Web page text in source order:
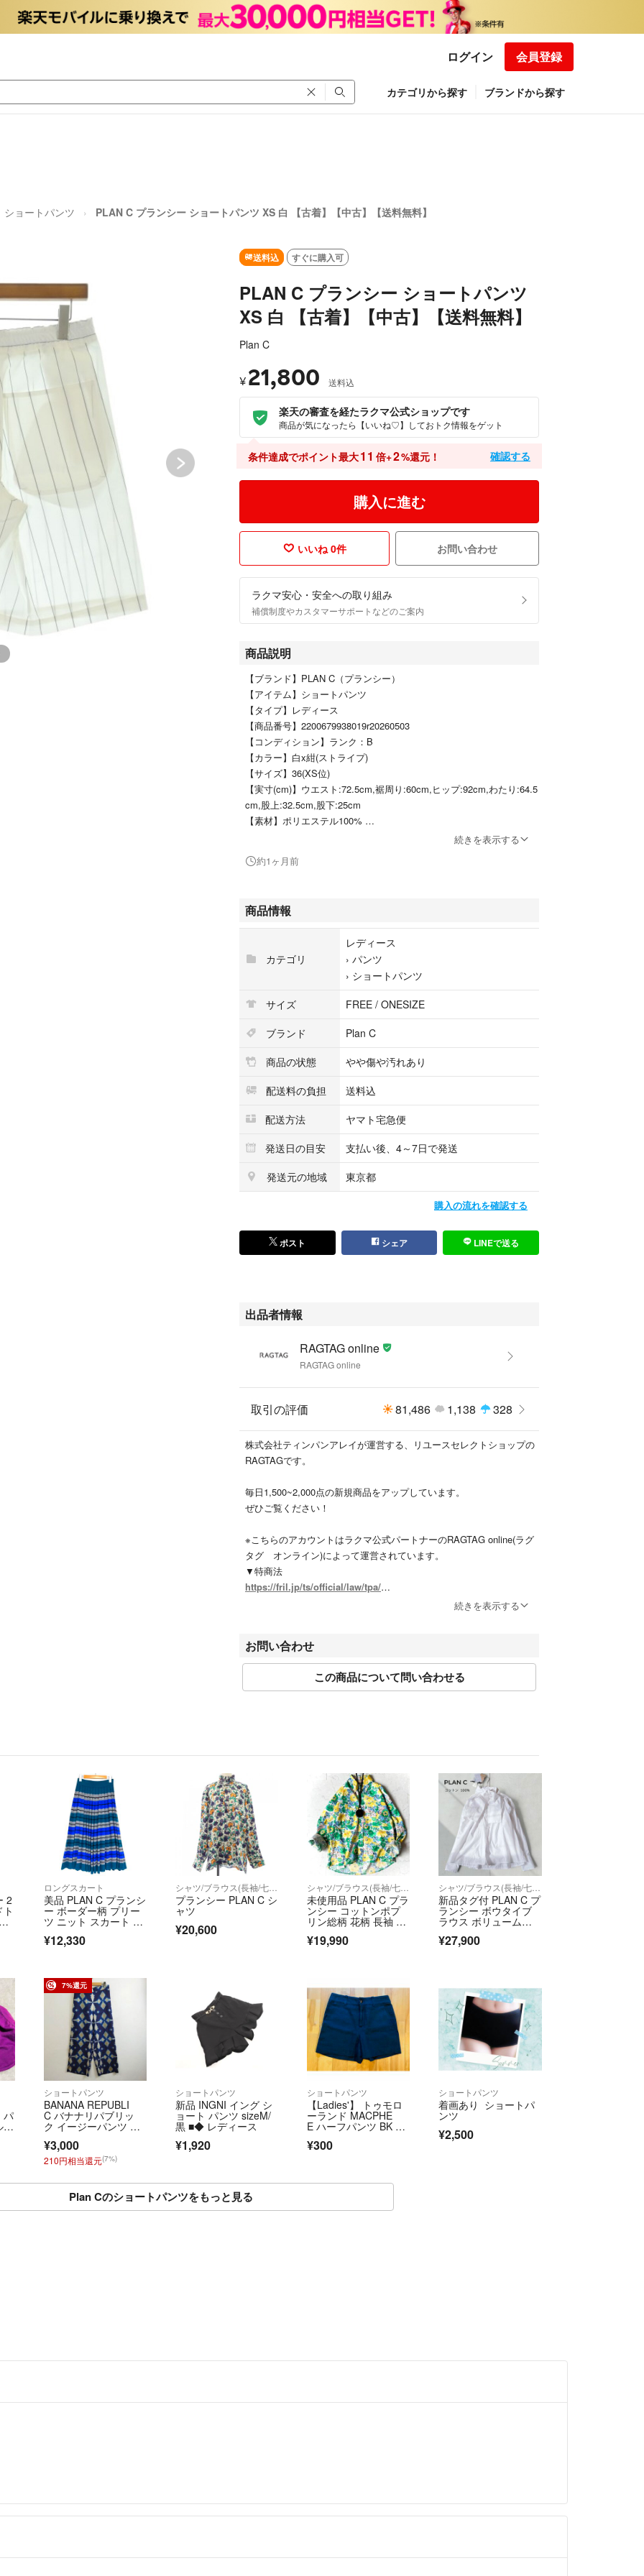
ログイン 会員登録
カテゴリから探す ブランドから探す
ショートパンツ PLAN C プランシー ショートパンツ XS 白 【古着】【中古】【送料無料】
送料込 すぐに購入可
PLAN C プランシー ショートパンツ
XS 白 【古着】【中古】【送料無料】
Plan C
¥ 21,800 送料込
楽天の審査を経たラクマ公式ショップです
商品が気になったら【いいね♡】しておトク情報をゲット
条件達成でポイント最大11 倍+2%還元！ 確認する
購入に進む
いいね 0件 お問い合わせ
ラクマ安心・安全への取り組み
補償制度やカスタマーサポートなどのご案内
商品説明
【ブランド】PLAN C（プランシー）
【アイテム】ショートパンツ
【タイプ】レディース
【商品番号】2200679938019r20260503
【コンディション】ランク：B
【カラー】白x紺(ストライプ)
【サイズ】36(XS位)
【実寸(cm)】ウエスト:72.5cm,裾周り:60cm,ヒップ:92cm,わたり:64.5
cm,股上:32.5cm,股下:25cm
【素材】ポリエステル100%
【その他詳細】
透け感：なし
生地の厚さ：普通
伸縮性：なし
柄：柄物
※商品は複数サイトで共有している為システムで在庫調整を行ってお
りますが、ずれが生じ欠品となる場合もございます。
【商品コード】9863426A0028
【コンディションについて】
RAGTAG Onlineでは商品がユーズドである性質を考慮して、
内容をよくご確認ください。
・A…汚れやダメージがない、またはあっても目立たないきれいなも
おりません。
また、汚れや破れ等の記載もしておりませんので予めご了承くださ
※新品同様では、裾上げ等お直しがしてある場合もございます。
#レディース_RAGTAGonline
#PLANC_プランシー_レディース_RAGTAGonline
こちらの商品はラクマ公式パートナーのRAGTAGによって出品されて
続きを表示する
約1ヶ月前
商品情報
カテゴリ
レディース
› パンツ
› ショートパンツ
サイズ
FREE / ONESIZE
ブランド
Plan C
商品の状態
やや傷や汚れあり
配送料の負担
送料込
配送方法
ヤマト宅急便
発送日の目安
支払い後、4～7日で発送
発送元の地域
東京都
購入の流れを確認する
ポスト シェア LINEで送る
出品者情報
RAGTAG online
RAGTAG online
取引の評価 81,486 1,138 328
株式会社ティンパンアレイが運営する、リユースセレクトショップの
RAGTAGです。
毎日1,500~2,000点の新規商品をアップしています。
ぜひご覧ください！
※こちらのアカウントはラクマ公式パートナーのRAGTAG online(ラグ
タグ オンライン)によって運営されています。
▼特商法
https://fril.jp/ts/official/law/tpa/
T7010001074003
ュウマン横浜店 / RAGTAG札幌店 / RAGTAG京都店 / RAGTAG心斎橋
店 / RAGTAGなんばパークス店 / RAGTAG神戸店 / RAGTAG広島店 /
RAGTAG広島府中店 / RAGTAG福岡店 / RAGTAG福岡パルコ店 /
rt銀座店 / rt名古屋店
続きを表示する
お問い合わせ
この商品について問い合わせる
2
ロングスカート
美品 PLAN C プランシ
ー ボーダー柄 プリー
ツ ニット スカート サ
イズ36 マルチカラ
ー レディース 古着 中
¥12,330
シャツ/ブラウス(長袖/七分)
プランシー PLAN C シ
ャツ
¥20,600
未使用品 PLAN C プラ
ンシー コットンポプ
リン総柄 花柄 長袖 シ
ャツ 緑
¥19,990
新品タグ付 PLAN C プ
ランシー ボウタイブ
ラウス ボリュームシ
ャツ 36
¥27,900
パ
7%還元
ショートパンツ
BANANA REPUBLI
C バナナリパブリッ
ク イージーパンツ ワ
学柄 リラックス モー
ド リゾート ネイビ
ー ブルー レディー
ス サイズ S E148
¥3,000
210円相当還元(7%)
ショートパンツ
新品 INGNI イング シ
ョート パンツ sizeM/
黒 ■◆ レディース
¥1,920
ショートパンツ
【Ladies'】 トゥモロ
ーランド MACPHE
E ハーフパンツ BK ラ
¥300
ショートパンツ
着画あり ショートパ
ンツ
¥2,500
Plan Cのショートパンツをもっと見る